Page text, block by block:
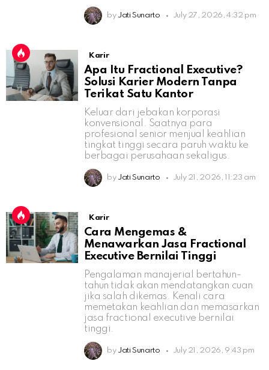
by Jati Sunarto July 27, 2026, 4:32 pm
Karir
Apa Itu Fractional Executive?
Solusi Karier Modern Tanpa
Terikat Satu Kantor
Keluar dari jebakan korporasi
konvensional. Saatnya para
profesional senior menjual keahlian
tingkat tinggi secara paruh waktu ke
berbagai perusahaan sekaligus.
by Jati Sunarto July 21, 2026, 11:23 am
Karir
Cara Mengemas &
Menawarkan Jasa Fractional
Executive Bernilai Tinggi
Pengalaman manajerial bertahun-
tahun tidak akan mendatangkan cuan
jika salah dikemas. Kenali cara
memetakan keahlian dan memasarkan
jasa fractional executive bernilai
tinggi.
by Jati Sunarto July 21, 2026, 9:43 pm